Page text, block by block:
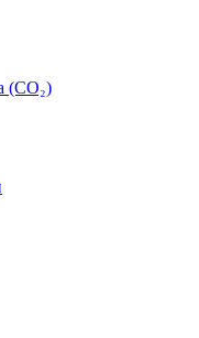
(CO₂)